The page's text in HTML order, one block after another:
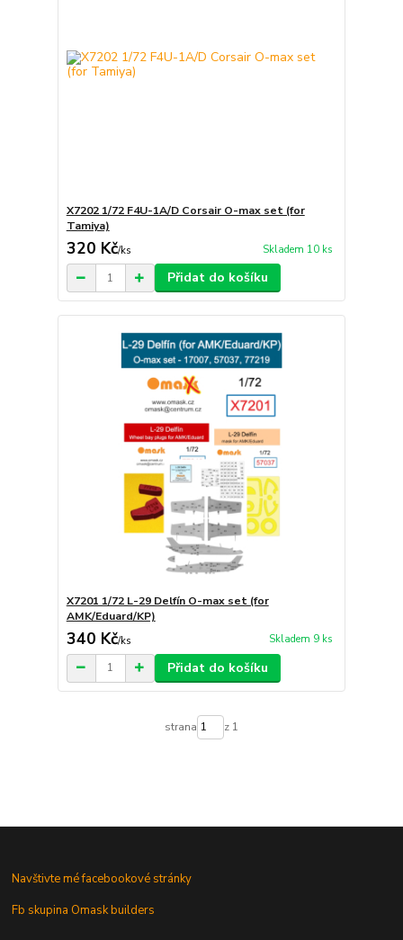
X7202 1/72 F4U-1A/D Corsair O-max set (for
Tamiya)
320 Kč/ks Skladem 10 ks
Přidat do košíku
X7201 1/72 L-29 Delfín O-max set (for
AMK/Eduard/KP)
340 Kč/ks Skladem 9 ks
Přidat do košíku
strana z 1
Navštivte mé facebookové stránky
Fb skupina Omask builders